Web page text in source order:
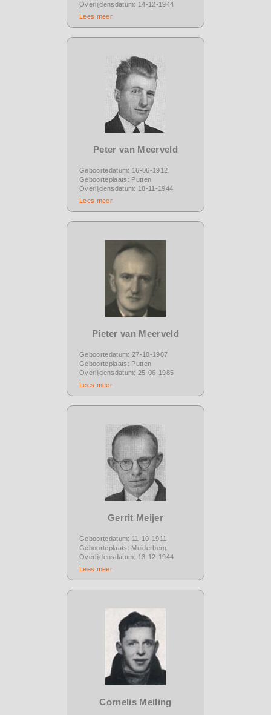
Overlijdensdatum: 14-12-1944
Lees meer
Peter van Meerveld
Geboortedatum: 16-06-1912
Geboorteplaats: Putten
Overlijdensdatum: 18-11-1944
Lees meer
Pieter van Meerveld
Geboortedatum: 27-10-1907
Geboorteplaats: Putten
Overlijdensdatum: 25-06-1985
Lees meer
Gerrit Meijer
Geboortedatum: 11-10-1911
Geboorteplaats: Muiderberg
Overlijdensdatum: 13-12-1944
Lees meer
Cornelis Meiling